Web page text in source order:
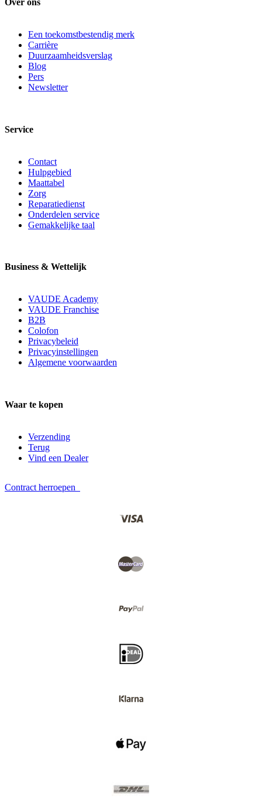
Over ons
Een toekomstbestendig merk
Carrière
Duurzaamheidsverslag
Blog
Pers
Newsletter
Service
Contact
Hulpgebied
Maattabel
Zorg
Reparatiedienst
Onderdelen service
Gemakkelijke taal
Business & Wettelijk
VAUDE Academy
VAUDE Franchise
B2B
Colofon
Privacybeleid
Privacyinstellingen
Algemene voorwaarden
Waar te kopen
Verzending
Terug
Vind een Dealer
Contract herroepen